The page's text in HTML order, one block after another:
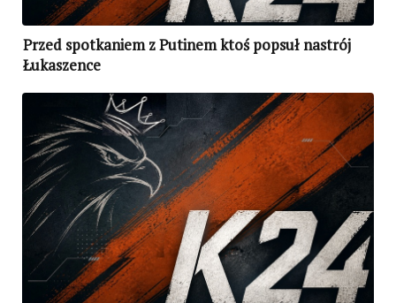
Przed spotkaniem z Putinem ktoś popsuł nastrój
Łukaszence